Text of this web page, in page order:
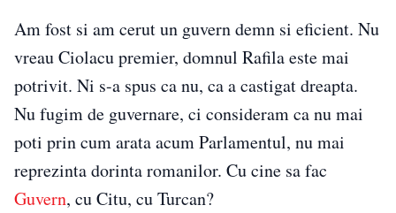
Am fost si am cerut un guvern demn si eficient. Nu
vreau Ciolacu premier, domnul Rafila este mai
potrivit. Ni s-a spus ca nu, ca a castigat dreapta.
Nu fugim de guvernare, ci consideram ca nu mai
poti prin cum arata acum Parlamentul, nu mai
reprezinta dorinta romanilor. Cu cine sa fac
Guvern, cu Citu, cu Turcan?